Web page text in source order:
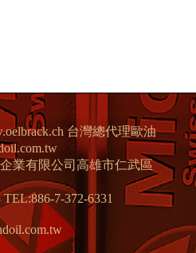
台灣總代理歐油
業有限公司高雄市仁武區
7-372-6331